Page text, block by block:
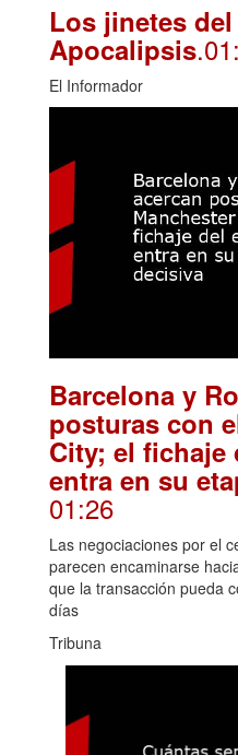
Los jinetes del
Apocalipsis
El Informador
Barcelona y
posturas con
City; el fichaje
entra en su
01:26
Las negociaciones por el
parecen encaminarse
que la transacción pueda
días
Tribuna